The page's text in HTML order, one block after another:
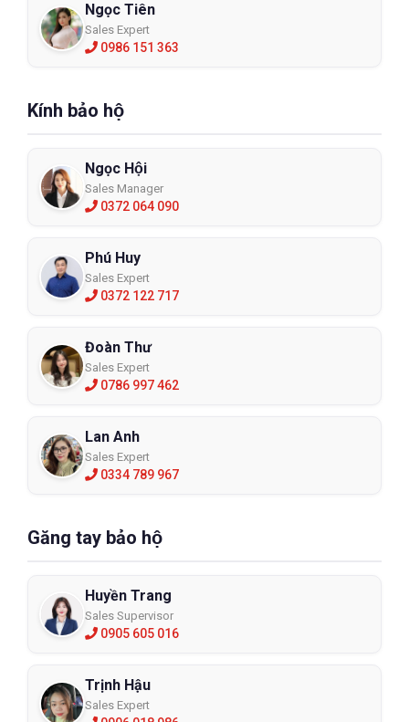
Ngọc Tiên
Sales Expert
0986 151 363
Kính bảo hộ
Ngọc Hội
Sales Manager
0372 064 090
Phú Huy
Sales Expert
0372 122 717
Đoàn Thư
Sales Expert
0786 997 462
Lan Anh
Sales Expert
0334 789 967
Găng tay bảo hộ
Huyền Trang
Sales Supervisor
0905 605 016
Trịnh Hậu
Sales Expert